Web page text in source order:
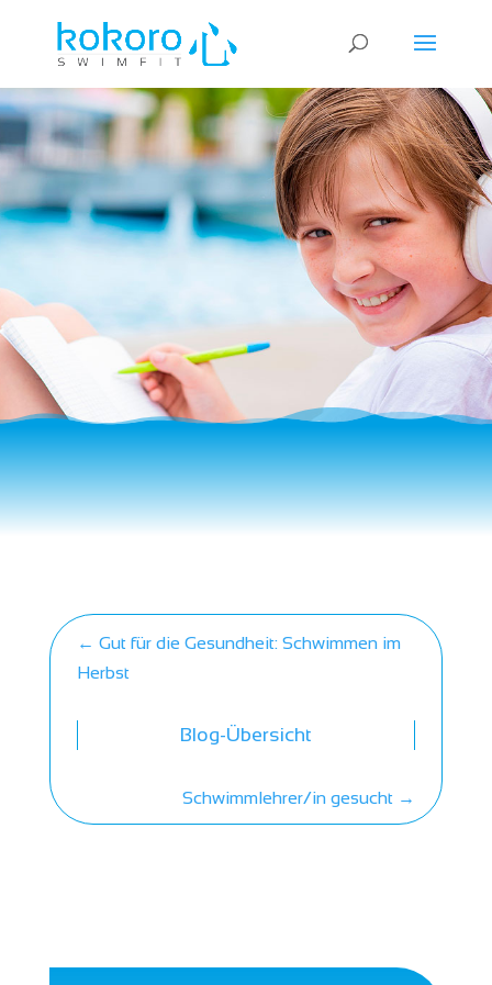
← Gut für die Gesundheit: Schwimmen im
Herbst
Blog-Übersicht
Schwimmlehrer/in gesucht →